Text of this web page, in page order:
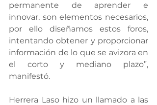
permanente de aprender e
innovar, son elementos necesarios,
por ello diseñamos estos foros,
intentando obtener y proporcionar
información de lo que se avizora en
el corto y mediano plazo”,
manifestó.
Herrera Laso hizo un llamado a las